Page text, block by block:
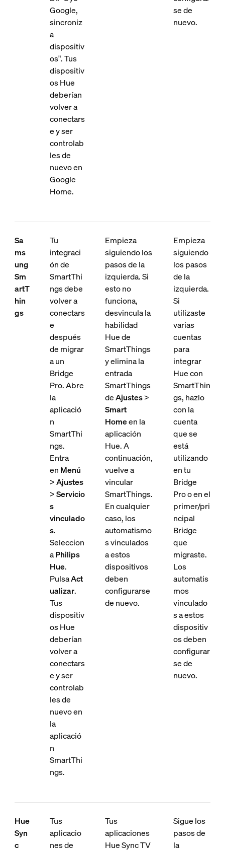
Google,
sincroniz
a
dispositiv
os". Tus
dispositiv
os Hue
deberían
volver a
conectars
e y ser
controlab
les de
nuevo en
Google
Home.
se de
nuevo.
Sa
ms
ung
Sm
artT
hin
gs
Tu
integraci
ón de
SmartThi
ngs debe
volver a
conectars
e
después
de migrar
a un
Bridge
Pro. Abre
la
aplicació
n
SmartThi
ngs.
Entra
en Menú
>Ajustes
>Servicio
s
vinculado
s.
Seleccion
aPhilips
Hue.
PulsaAct
ualizar.
Tus
dispositiv
os Hue
deberían
volver a
conectars
e y ser
controlab
les de
nuevo en
la
aplicació
n
SmartThi
ngs.
Empieza
siguiendo los
pasos de la
izquierda. Si
esto no
funciona,
desvincula la
habilidad
Hue de
SmartThings
y elimina la
entrada
SmartThings
deAjustes>
Smart
Homeen la
aplicación
Hue. A
continuación,
vuelve a
vincular
SmartThings.
En cualquier
caso, los
automatismo
s vinculados
a estos
dispositivos
deben
configurarse
de nuevo.
Empieza
siguiendo
los pasos
de la
izquierda.
Si
utilizaste
varias
cuentas
para
integrar
Hue con
SmartThin
gs, hazlo
con la
cuenta
que se
está
utilizando
en tu
Bridge
Pro o en el
primer/pri
ncipal
Bridge
que
migraste.
Los
automatis
mos
vinculado
s a estos
dispositiv
os deben
configurar
se de
nuevo.
Hue
Syn
c
Tus
aplicacio
nes de
Tus
aplicaciones
Hue Sync TV
Sigue los
pasos de
la